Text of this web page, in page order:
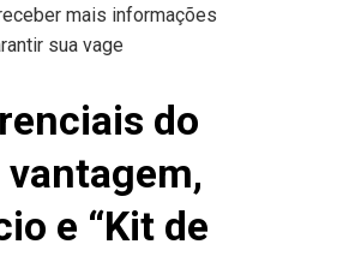
mais informações
sua vage
do
vantagem,
e “Kit de